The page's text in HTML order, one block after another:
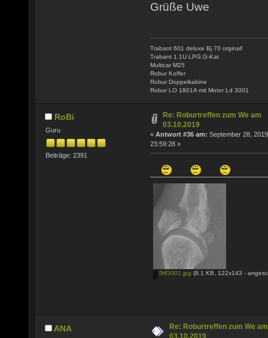
Grüße Uwe
Trabant 601 deluxe Bj 70 orginal!
Trabant 1.1U LPG,G-Kat
Multicar M25
Robur Koffer
Robur Doppelkabine
Robur LO 1801A mit Motor Ld 3001
RoBi
Guru
Beiträge: 2391
Re: Roburtreffen zum We am
03.10.2019
« Antwort #36 am: September 28,
23:59:28 »
IMG001.jpg (8.1 KB, 122x143 -
ANA
Re: Roburtreffen zum We am
03.10.2019